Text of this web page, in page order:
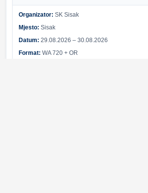
Organizator: SK Sisak
Mjesto: Sisak
Datum: 29.08.2026 – 30.08.2026
Format: WA 720 + OR